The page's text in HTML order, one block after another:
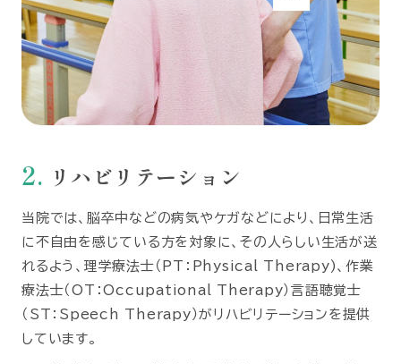
リハビリテーション
当院では、脳卒中などの病気やケガなどにより、日常生活
に不自由を感じている方を対象に、その人らしい生活が送
れるよう、理学療法士（PT：Physical Therapy)、作業
療法士（OT：Occupational Therapy）言語聴覚士
（ST：Speech Therapy）がリハビリテーションを提供
しています。